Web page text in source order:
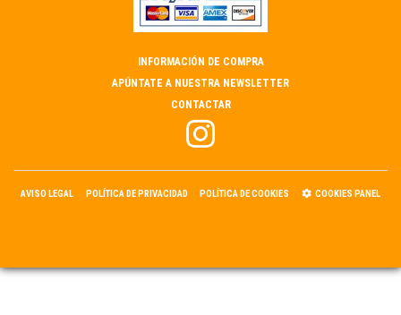
INFORMACIÓN DE COMPRA
APÚNTATE A NUESTRA NEWSLETTER
CONTACTAR
AVISO LEGAL POLÍTICA DE PRIVACIDAD POLÍTICA DE COOKIES COOKIES PANEL